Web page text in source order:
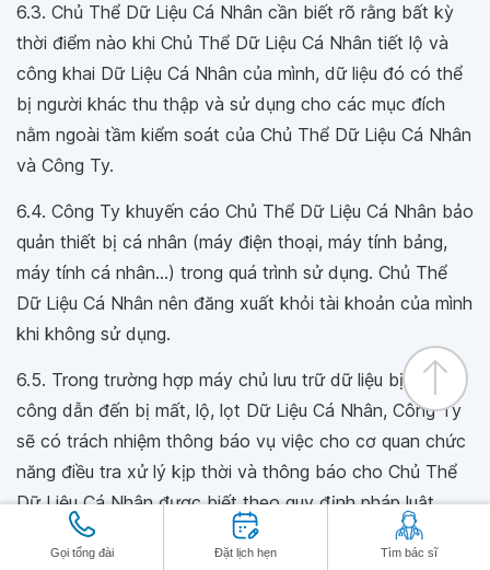
6.3. Chủ Thể Dữ Liệu Cá Nhân cần biết rõ rằng bất kỳ
thời điểm nào khi Chủ Thể Dữ Liệu Cá Nhân tiết lộ và
công khai Dữ Liệu Cá Nhân của mình, dữ liệu đó có thể
bị người khác thu thập và sử dụng cho các mục đích
nằm ngoài tầm kiểm soát của Chủ Thể Dữ Liệu Cá Nhân
và Công Ty.
6.4. Công Ty khuyến cáo Chủ Thể Dữ Liệu Cá Nhân bảo
quản thiết bị cá nhân (máy điện thoại, máy tính bảng,
máy tính cá nhân…) trong quá trình sử dụng. Chủ Thể
Dữ Liệu Cá Nhân nên đăng xuất khỏi tài khoản của mình
khi không sử dụng.
6.5. Trong trường hợp máy chủ lưu trữ dữ liệu bị tấn
công dẫn đến bị mất, lộ, lọt Dữ Liệu Cá Nhân, Công Ty
sẽ có trách nhiệm thông báo vụ việc cho cơ quan chức
năng điều tra xử lý kịp thời và thông báo cho Chủ Thể
Dữ Liệu Cá Nhân được biết theo quy định pháp luật.
6.6. Không gian mạng không phải là một môi trường an
Gọi tổng đài Đặt lịch hẹn Tìm bác sĩ